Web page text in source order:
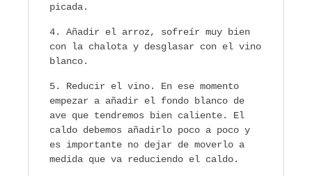
picada.
Añadir el arroz, sofreír muy bien
con la chalota y desglasar con el vino
blanco.
Reducir el vino. En ese momento
empezar a añadir el fondo blanco de
ave que tendremos bien caliente. El
caldo debemos añadirlo poco a poco y
es importante no dejar de moverlo a
medida que va reduciendo el caldo.